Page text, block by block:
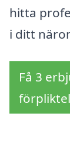
hitta
i ditt
Få 3